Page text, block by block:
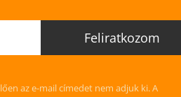
az e-mail címedet nem adjuk ki. A